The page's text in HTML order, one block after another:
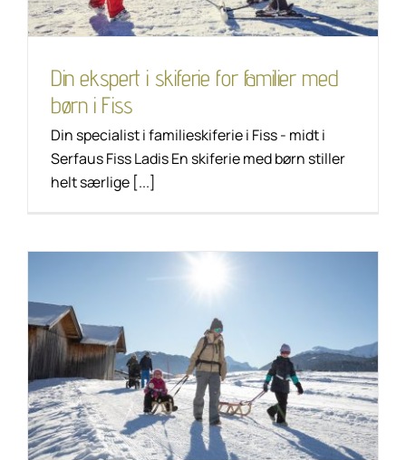
Din ekspert i skiferie for familier med
børn i Fiss
Din specialist i familieskiferie i Fiss - midt i
Serfaus Fiss Ladis En skiferie med børn stiller
helt særlige [...]
Vores 3 tips uden for
pisten i Serfaus Fiss
Ladis
Tip til vandring Unkategorisiert